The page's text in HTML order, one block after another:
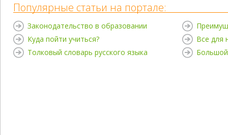
Популярные статьи на портале:
Законодательство в образовании
Куда пойти учиться?
Толковый словарь русского языка
Все для
Большой